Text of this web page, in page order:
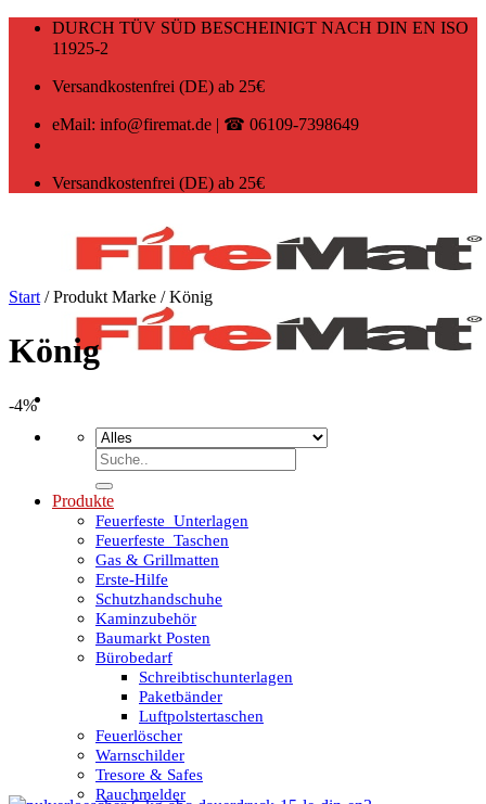
Zum
DURCH TÜV SÜD BESCHEINIGT NACH DIN EN ISO
11925-2
Versandkostenfrei (DE) ab 25€
eMail: info@firemat.de | ☎ 06109-7398649
Versandkostenfrei (DE) ab 25€
Suchen
nach:
Produkte
Feuerfeste_Unterlagen
Feuerfeste_Taschen
Gas & Grillmatten
Erste-Hilfe
Schutzhandschuhe
Kaminzubehör
Baumarkt Posten
Bürobedarf
Schreibtischunterlagen
Paketbänder
Luftpolstertaschen
Feuerlöscher
Warnschilder
Tresore & Safes
Rauchmelder
Start /Produkt Marke /König
König
-4%